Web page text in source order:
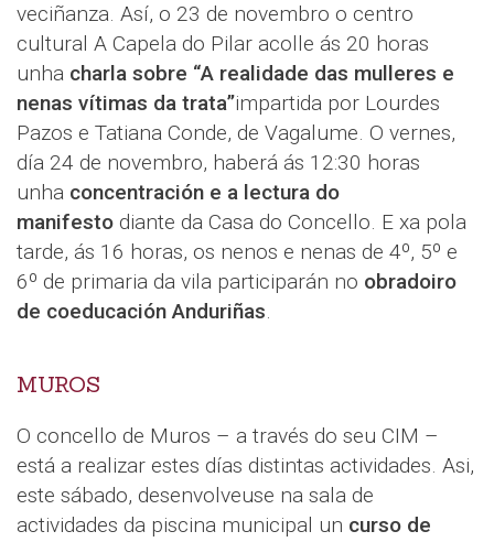
veciñanza. Así, o 23 de novembro o centro
cultural A Capela do Pilar acolle ás 20 horas
unha charla sobre “A realidade das mulleres e
nenas vítimas da trata”impartida por Lourdes
Pazos e Tatiana Conde, de Vagalume. O vernes,
día 24 de novembro, haberá ás 12:30 horas
unha concentración e a lectura do
manifesto diante da Casa do Concello. E xa pola
tarde, ás 16 horas, os nenos e nenas de 4º, 5º e
6º de primaria da vila participarán no obradoiro
de coeducación Anduriñas.
MUROS
O concello de Muros – a través do seu CIM –
está a realizar estes días distintas actividades. Asi,
este sábado, desenvolveuse na sala de
actividades da piscina municipal un curso de